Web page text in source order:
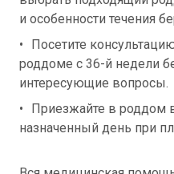
и особенности течения
Посетите
роддоме с 36-й недели
интересующие вопросы.
Приезжайте в роддом
назначенный день при